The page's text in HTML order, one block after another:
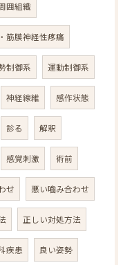
囲組織
筋膜神経性疼痛
制御系 運動制御系
神経線維 感作状態
診る 解釈
感覚刺激 術前
せ 悪い嚙み合わせ
正しい対処方法
疾患 良い姿勢